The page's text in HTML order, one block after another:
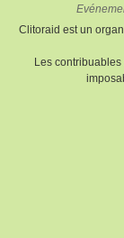
Clitoraid est un
Les